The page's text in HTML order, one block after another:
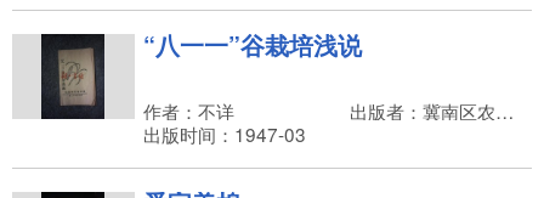
“八一一”谷栽培浅说
作者：不详
出版者：冀南区农林局
出版时间：1947-03